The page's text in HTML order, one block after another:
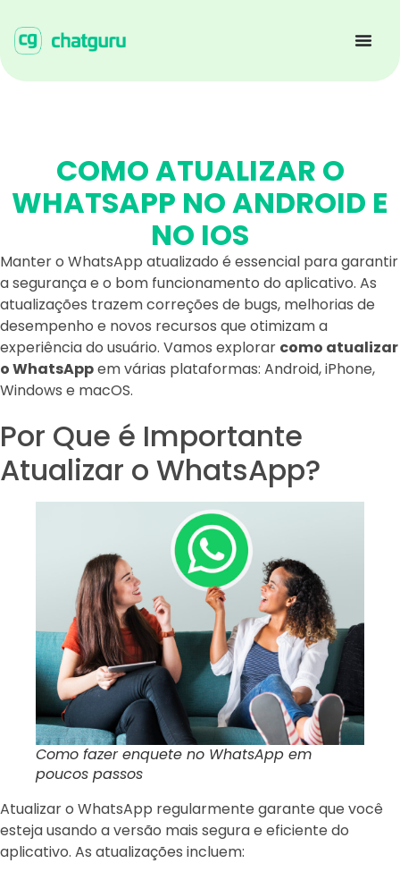
COMO ATUALIZAR O
WHATSAPP NO ANDROID E
NO IOS
Manter o WhatsApp atualizado é essencial para garantir
a segurança e o bom funcionamento do aplicativo. As
atualizações trazem correções de bugs, melhorias de
desempenho e novos recursos que otimizam a
experiência do usuário. Vamos explorar como atualizar
o WhatsAppem várias plataformas: Android, iPhone,
Windows e macOS.
Por Que é Importante
Atualizar o WhatsApp?
Como fazer enquete no WhatsApp em
poucos passos
Atualizar o WhatsApp regularmente garante que você
esteja usando a versão mais segura e eficiente do
aplicativo. As atualizações incluem: